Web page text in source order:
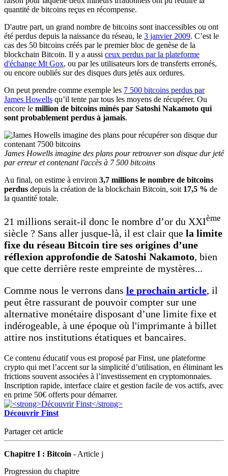
quantité de bitcoins reçus en récompense.
D'autre part, un grand nombre de bitcoins sont inaccessibles ou ont
été perdus depuis la naissance du réseau, le 3 janvier 2009. C’est le
cas des 50 bitcoins créés par le premier bloc de genèse de la
blockchain Bitcoin. Il y a aussi ceux perdus par la plateforme
d'échange Mt Gox, ou par les utilisateurs lors de transferts erronés,
ou encore oubliés sur des disques durs jetés aux ordures.
On peut prendre comme exemple les 7 500 bitcoins perdus par
James Howells qu’il tente par tous les moyens de récupérer. Ou
encore le million de bitcoins minés par Satoshi Nakamoto qui
sont probablement perdus à jamais.
James Howells imagine des plans pour retrouver son disque dur jeté
par erreuret contenant l'accès à 7 500 bitcoins
Au final, on estime à environ 3,7 millions le nombre de bitcoins
perdus depuis la création de la blockchain Bitcoin, soit 17,5 % de
la quantité totale.
21 millions serait-il donc le nombre d’or du XXIème
siècle ? Sans aller jusque-là, il est clair que la limite
fixe du réseau Bitcoin tire ses origines d’une
réflexion approfondie de Satoshi Nakamoto, bien
que cette derrière reste empreinte de mystères...
Comme nous le verrons dans le prochain article, il
peut être rassurant de pouvoir compter sur une
alternative monétaire disposant d’une limite fixe et
indérogeable, à une époque où l'imprimante à billet
attire nos institutions étatiques et bancaires.
Ce contenu éducatif vous est proposé par Finst, une plateforme
crypto qui met l’accent sur la simplicité d’utilisation, en éliminant les
frictions souvent associées à l’investissement en cryptomonnaies.
Inscription rapide, interface claire et gestion facile de vos actifs, avec
en prime 50€ offerts pour démarrer.
Découvrir Finst
Partager cet article
Chapitre I : Bitcoin - Article j
Progression du chapitre